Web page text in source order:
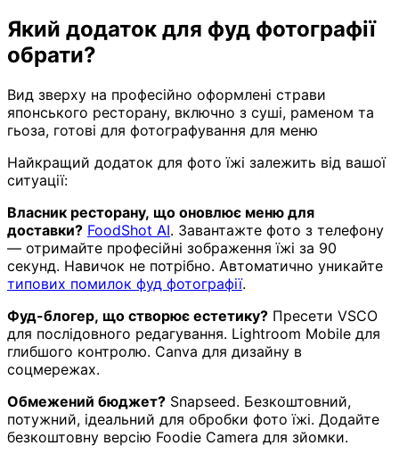
Який додаток для фуд фотографії
обрати?
Вид зверху на професійно оформлені страви
японського ресторану, включно з суші, раменом та
гьоза, готові для фотографування для меню
Найкращий додаток для фото їжі залежить від вашої
ситуації:
Власник ресторану, що оновлює меню для
доставки? FoodShot AI. Завантажте фото з телефону
— отримайте професійні зображення їжі за 90
секунд. Навичок не потрібно. Автоматично уникайте
типових помилок фуд фотографії.
Фуд-блогер, що створює естетику? Пресети VSCO
для послідовного редагування. Lightroom Mobile для
глибшого контролю. Canva для дизайну в
соцмережах.
Обмежений бюджет? Snapseed. Безкоштовний,
потужний, ідеальний для обробки фото їжі. Додайте
безкоштовну версію Foodie Camera для зйомки.